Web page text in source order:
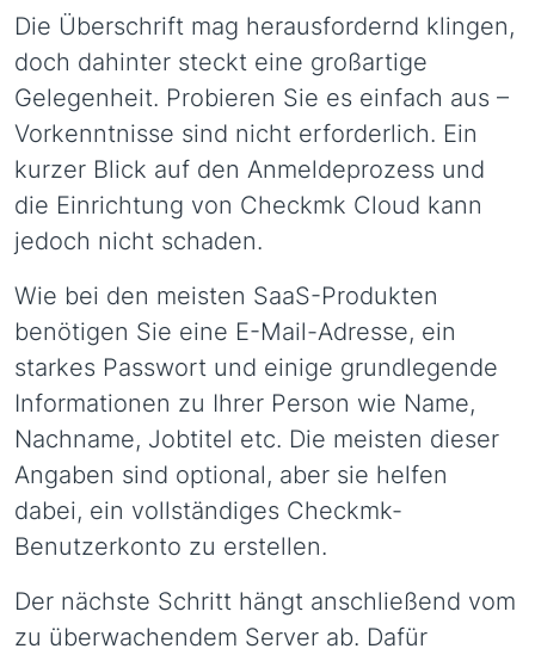
Die Überschrift mag herausfordernd klingen,
doch dahinter steckt eine großartige
Gelegenheit. Probieren Sie es einfach aus –
Vorkenntnisse sind nicht erforderlich. Ein
kurzer Blick auf den Anmeldeprozess und
die Einrichtung von Checkmk Cloud kann
jedoch nicht schaden.
Wie bei den meisten SaaS-Produkten
benötigen Sie eine E-Mail-Adresse, ein
starkes Passwort und einige grundlegende
Informationen zu Ihrer Person wie Name,
Nachname, Jobtitel etc. Die meisten dieser
Angaben sind optional, aber sie helfen
dabei, ein vollständiges Checkmk-
Benutzerkonto zu erstellen.
Der nächste Schritt hängt anschließend vom
zu überwachendem Server ab. Dafür